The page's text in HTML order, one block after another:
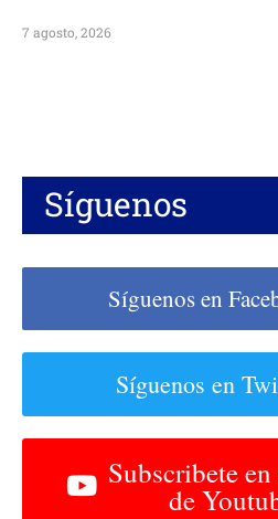
7 agosto, 2026
Síguenos
Síguenos en
Síguenos en
Subscribete
de